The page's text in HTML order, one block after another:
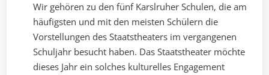
des
Wir gehören zu den fünf Karslruher Schulen, die am
häufigsten und mit den meisten Schülern die
Vorstellungen des Staatstheaters im vergangenen
Schuljahr besucht haben. Das Staatstheater möchte
dieses Jahr ein solches kulturelles Engagement